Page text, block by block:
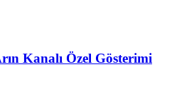
Kanalı Özel Gösterimi